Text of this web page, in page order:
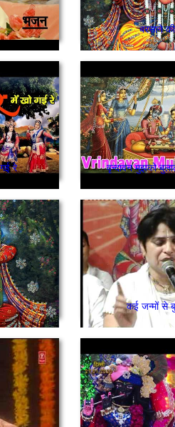
बरसाने की
रे वृन्दावन मुझको
कई जन्मों से